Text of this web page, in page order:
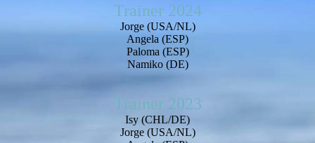
Trainer 2024
Jorge (USA/NL)
Angela (ESP)
Paloma (ESP)
Namiko (DE)
Trainer 2023
Isy (CHL/DE)
Jorge (USA/NL)